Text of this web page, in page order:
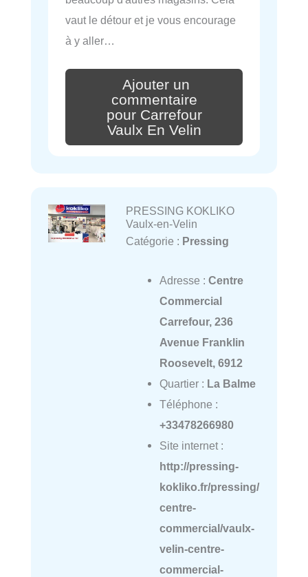
vaut le détour et je vous encourage
à y aller…
Ajouter un
commentaire
pour Carrefour
Vaulx En Velin
PRESSING KOKLIKO
Vaulx-en-Velin
Catégorie : Pressing
Adresse : Centre
Commercial
Carrefour, 236
Avenue Franklin
Roosevelt, 6912
Quartier : La Balme
Téléphone :
+33478266980
Site internet :
http://pressing-
kokliko.fr/pressing/
centre-
commercial/vaulx-
velin-centre-
commercial-